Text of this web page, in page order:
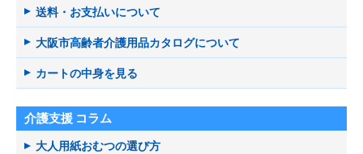
送料・お支払いについて
大阪市高齢者介護用品カタログについて
カートの中身を見る
介護支援 コラム
大人用紙おむつの選び方